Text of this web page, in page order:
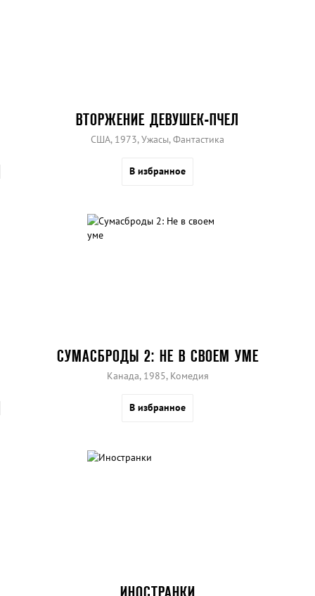
ВТОРЖЕНИЕ ДЕВУШЕК-ПЧЕЛ
США, 1973, Ужасы, Фантастика
В избранное
СУМАСБРОДЫ 2: НЕ В СВОЕМ УМЕ
Канада, 1985, Комедия
В избранное
ИНОСТРАНКИ